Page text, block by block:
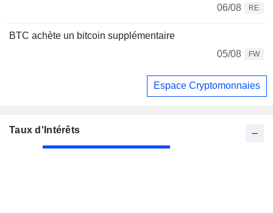
06/08
RE
BTC achète un bitcoin supplémentaire
05/08
FW
Espace Cryptomonnaies
Taux d'Intérêts